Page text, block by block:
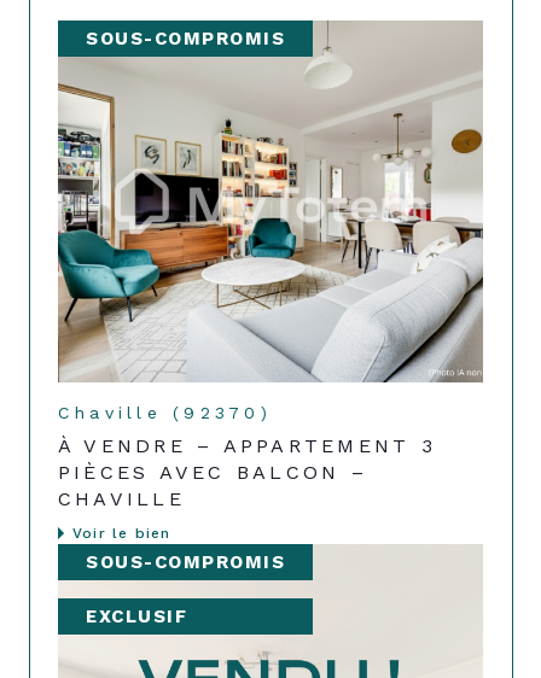
SOUS-COMPROMIS
Chaville (92370)
À VENDRE – APPARTEMENT 3
PIÈCES AVEC BALCON –
CHAVILLE
Voir le bien
SOUS-COMPROMIS
EXCLUSIF